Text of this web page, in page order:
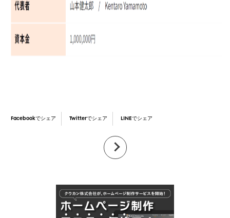
Facebookでシェア Twitterでシェア LINEでシェア